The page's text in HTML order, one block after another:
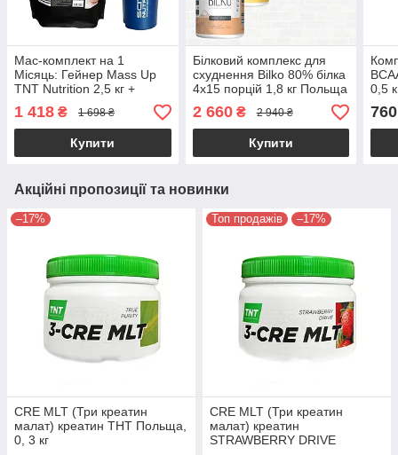
Мас-комплект на 1
Місяць: Гейнер Mass Up
TNT Nutrition 2,5 кг +
кардіопротектор Омега
-3+ Шейкер!
1 418 ₴ 1 698 ₴
Купити
Білковий комплекс для
схуднення Bilko 80% білка
4х15 порцій 1,8 кг Польща
2 660₴ 2 940 ₴
Купити
0,5
760
Акційні пропозиції та новинки
–17%
CRE MLT (Три креатин
малат) креатин ТНТ Польща,
0, 3 кг
Топ продажів –17%
CRE MLT (Три креатин
малат) креатин
STRAWBERRY DRIVE